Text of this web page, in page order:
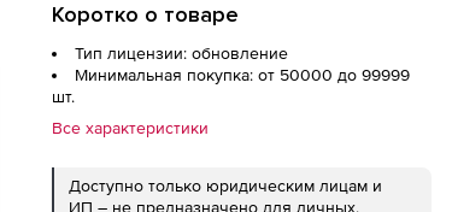
Коротко о товаре
Тип лицензии: обновление
Минимальная покупка: от 50000 до 99999
шт.
Все характеристики
Доступно только юридическим лицам и
ИП – не предназначено для личных,